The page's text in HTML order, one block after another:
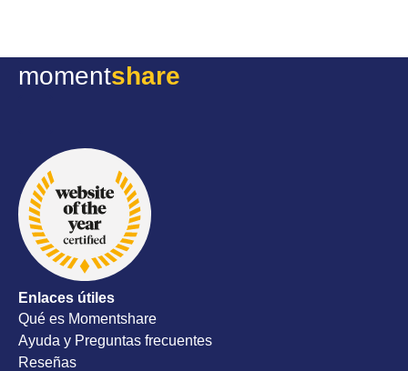
momentshare
Enlaces útiles
Qué es Momentshare
Ayuda y Preguntas frecuentes
Reseñas